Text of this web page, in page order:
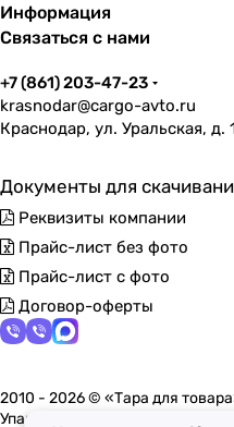
Информация
Связаться с нами
+7 (861) 203-47-23
krasnodar@cargo-avto.ru
Краснодар, ул. Уральская, д.
Документы для
Реквизиты компании
Прайс-лист без фото
Прайс-лист с фото
Договор-оферты
2010 - 2026 © «Тара для
Упаковочные материалы в